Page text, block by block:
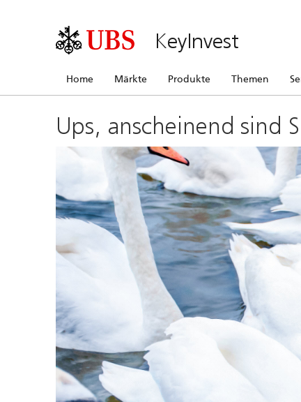
KeyInvest
Home Märkte Produkte Themen
Ups, anscheinend sind